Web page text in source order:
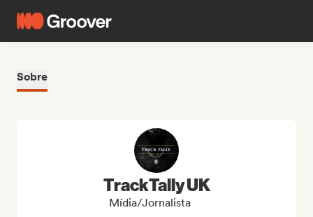
Sobre
TrackTally UK
Mídia/Jornalista